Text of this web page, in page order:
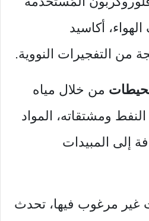
أكاسيد
من التفجيرات النووية.
من خلال مياه
ومشتقاته، المواد
إلى المبيدات
غير مرغوب فيها، تحدث